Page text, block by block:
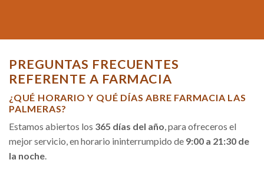
PREGUNTAS FRECUENTES
REFERENTE A FARMACIA
¿QUÉ HORARIO Y QUÉ DÍAS ABRE FARMACIA LAS
PALMERAS?
Estamos abiertos los 365 días del año, para ofreceros el
mejor servicio, en horario ininterrumpido de 9:00 a 21:30 de
la noche.